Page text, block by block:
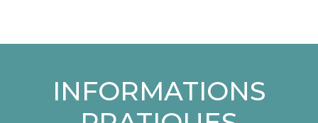
INFORMATIONS